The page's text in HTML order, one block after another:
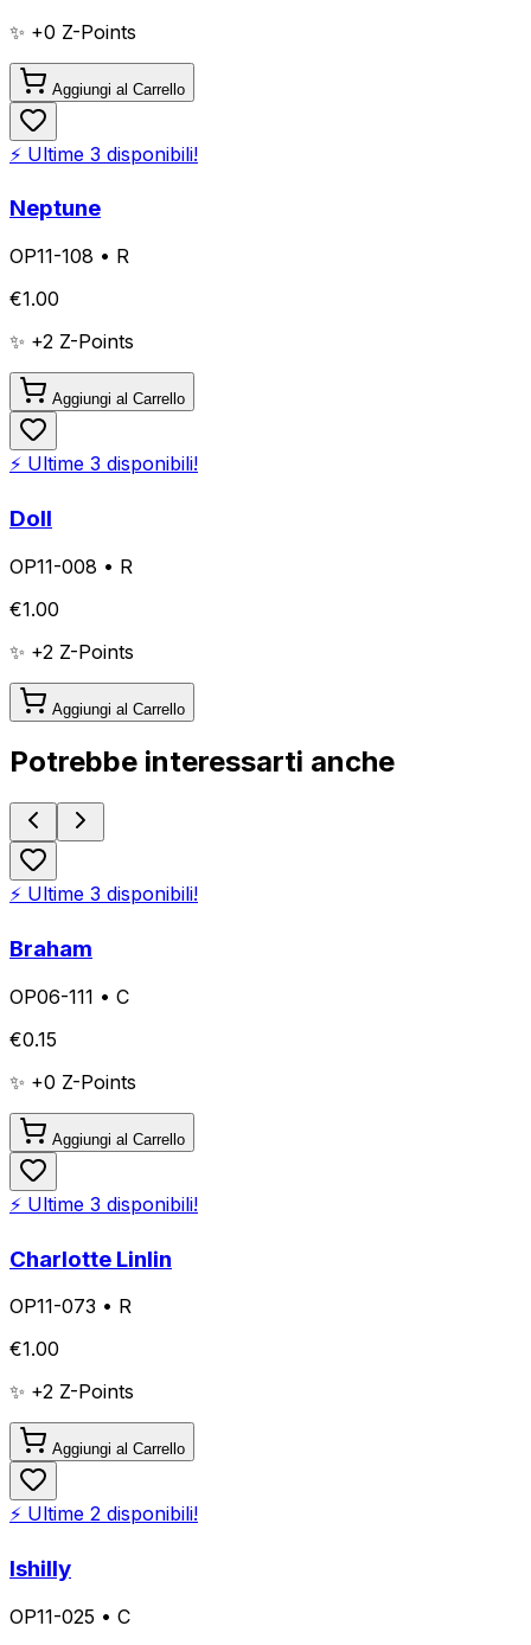
✨ +0 Z-Points
Aggiungi al Carrello
⚡ Ultime 3 disponibili!
Neptune
OP11-108 • R
€1.00
✨ +2 Z-Points
Aggiungi al Carrello
⚡ Ultime 3 disponibili!
Doll
OP11-008 • R
€1.00
✨ +2 Z-Points
Aggiungi al Carrello
Potrebbe interessarti anche
⚡ Ultime 3 disponibili!
Braham
OP06-111 • C
€0.15
✨ +0 Z-Points
Aggiungi al Carrello
⚡ Ultime 3 disponibili!
Charlotte Linlin
OP11-073 • R
€1.00
✨ +2 Z-Points
Aggiungi al Carrello
⚡ Ultime 2 disponibili!
Ishilly
OP11-025 • C